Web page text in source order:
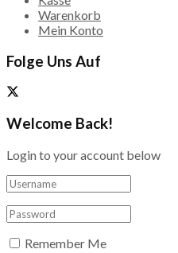
Warenkorb
Mein Konto
Folge Uns Auf
Welcome Back!
Login to your account below
Remember Me